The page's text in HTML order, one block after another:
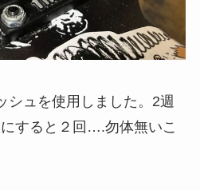
シュを使用しました。2週
すると２回….勿体無いこ